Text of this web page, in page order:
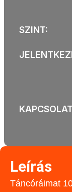
SZINT:
Leírás
Táncóráimat